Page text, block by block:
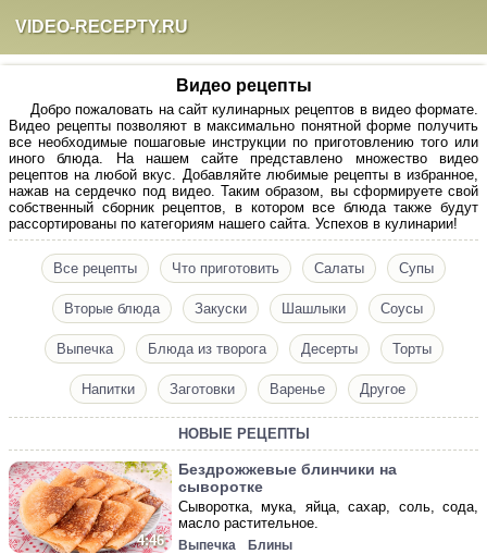
VIDEO-RECEPTY.RU
Видео рецепты
Добро пожаловать на сайт кулинарных рецептов в видео формате.
Видео рецепты позволяют в максимально понятной форме получить
все необходимые пошаговые инструкции по приготовлению того или
иного блюда. На нашем сайте представлено множество видео
рецептов на любой вкус. Добавляйте любимые рецепты в избранное,
нажав на сердечко под видео. Таким образом, вы сформируете свой
собственный сборник рецептов, в котором все блюда также будут
рассортированы по категориям нашего сайта. Успехов в кулинарии!
Все рецепты Что приготовить Салаты Супы
Вторые блюда Закуски Шашлыки Соусы
Выпечка Блюда из творога Десерты Торты
Напитки Заготовки Варенье Другое
НОВЫЕ РЕЦЕПТЫ
4:46
Бездрожжевые блинчики на
сыворотке
Сыворотка, мука, яйца, сахар, соль, сода,
масло растительное.
Выпечка
Блины